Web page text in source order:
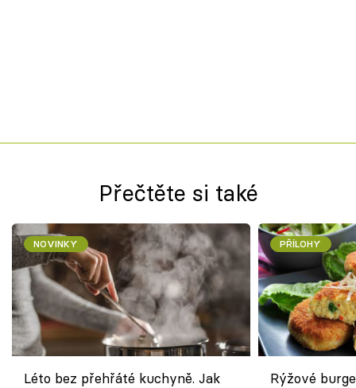
Přečtěte si také
NOVINKY
Léto bez přehřáté kuchyně. Jak
PŘÍLOHY
Rýžové